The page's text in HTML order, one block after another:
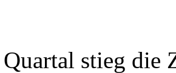
stieg die